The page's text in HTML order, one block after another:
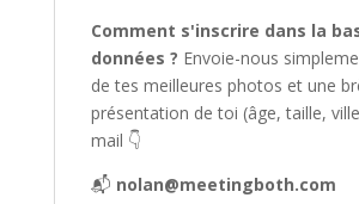
Comment s'inscrire dans la
données ? Envoie-nous
de tes meilleures photos et une
présentation de toi (âge, taille,
mail 👇
📬 nolan@meetingboth.com